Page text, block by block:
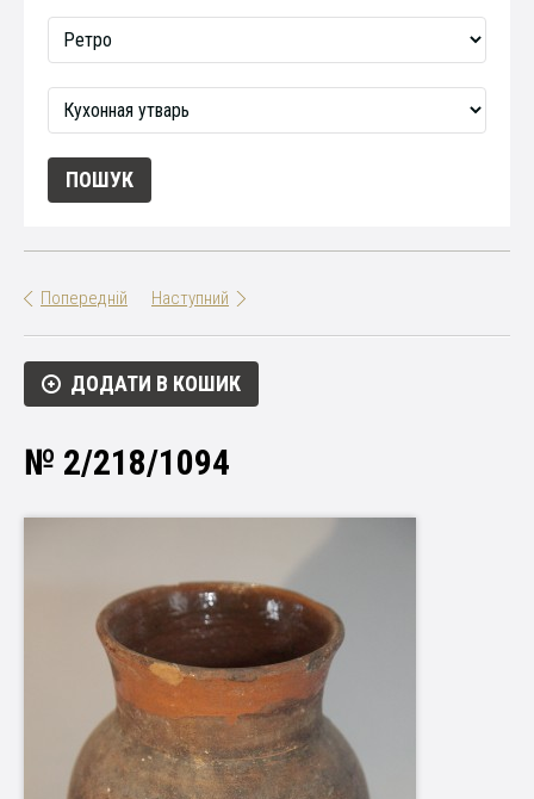
Попередній Наступний
ДОДАТИ В КОШИК
№ 2/218/1094